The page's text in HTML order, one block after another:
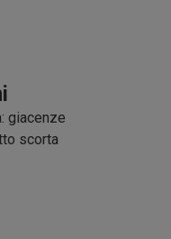
giacenze
scorta